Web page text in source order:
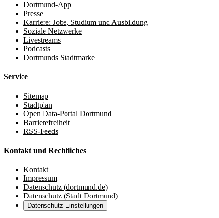
Dortmund-App
Presse
Karriere: Jobs, Studium und Ausbildung
Soziale Netzwerke
Livestreams
Podcasts
Dortmunds Stadtmarke
Service
Sitemap
Stadtplan
Open Data-Portal Dortmund
Barrierefreiheit
RSS-Feeds
Kontakt und Rechtliches
Kontakt
Impressum
Datenschutz (dortmund.de)
Datenschutz (Stadt Dortmund)
Datenschutz-Einstellungen